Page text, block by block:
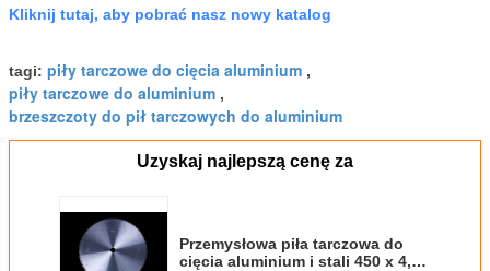
Kliknij tutaj, aby pobrać nasz nowy katalog
tagi: piły tarczowe do cięcia aluminium ,
piły tarczowe do aluminium ,
brzeszczoty do pił tarczowych do aluminium
Uzyskaj najlepszą cenę za
Przemysłowa piła tarczowa do
cięcia aluminium i stali 450 x 4,0